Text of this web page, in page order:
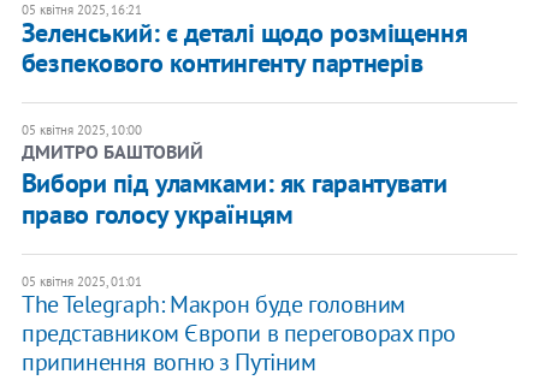
05 квітня 2025, 16:21
Зеленський: є деталі щодо розміщення
безпекового контингенту партнерів
05 квітня 2025, 10:00
ДМИТРО БАШТОВИЙ
Вибори під уламками: як гарантувати
право голосу українцям
05 квітня 2025, 01:01
The Telegraph: Макрон буде головним
представником Європи в переговорах про
припинення вогню з Путіним